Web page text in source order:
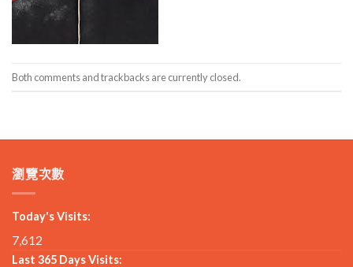
Both comments and trackbacks are currently closed.
瀏覽次數
Today's Visits:
7,612
Last 365 Days Visits: